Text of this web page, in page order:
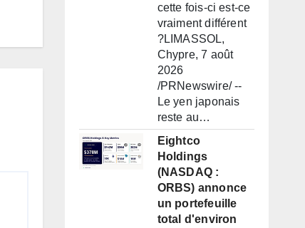
cette fois-ci est-ce
vraiment différent
?LIMASSOL,
Chypre, 7 août
2026
/PRNewswire/ --
Le yen japonais
reste au…
Eightco
Holdings
(NASDAQ :
ORBS) annonce
un portefeuille
total d'environ